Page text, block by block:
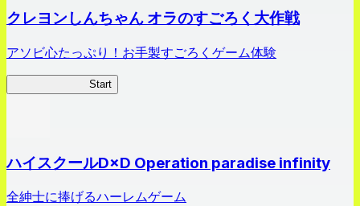
クレヨンしんちゃん オラのすごろく大作戦
アソビ心たっぷり！お手製すごろくゲーム体験
Start
ハイスクールD×D Operation paradise infinity
全紳士に捧げるハーレムゲーム